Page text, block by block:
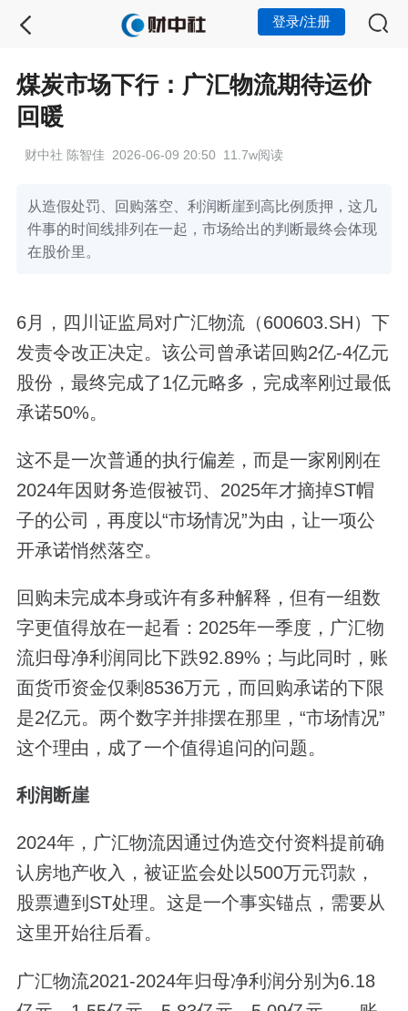
登录/注册
煤炭市场下行：广汇物流期待运价
回暖
财中社 陈智佳 2026-06-09 20:50 11.7w阅读
从造假处罚、回购落空、利润断崖到高比例质押，这几
件事的时间线排列在一起，市场给出的判断最终会体现
在股价里。
6月，四川证监局对广汇物流（600603.SH）下
发责令改正决定。该公司曾承诺回购2亿-4亿元
股份，最终完成了1亿元略多，完成率刚过最低
承诺50%。
这不是一次普通的执行偏差，而是一家刚刚在
2024年因财务造假被罚、2025年才摘掉ST帽
子的公司，再度以“市场情况”为由，让一项公
开承诺悄然落空。
回购未完成本身或许有多种解释，但有一组数
字更值得放在一起看：2025年一季度，广汇物
流归母净利润同比下跌92.89%；与此同时，账
面货币资金仅剩8536万元，而回购承诺的下限
是2亿元。两个数字并排摆在那里，“市场情况”
这个理由，成了一个值得追问的问题。
利润断崖
2024年，广汇物流因通过伪造交付资料提前确
认房地产收入，被证监会处以500万元罚款，
股票遭到ST处理。这是一个事实锚点，需要从
这里开始往后看。
广汇物流2021-2024年归母净利润分别为6.18